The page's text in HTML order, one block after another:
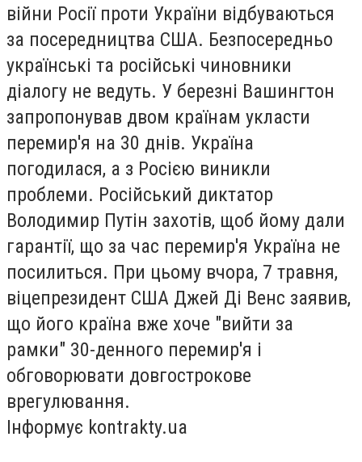
війни Росії проти України відбуваються
за посередництва США. Безпосередньо
українські та російські чиновники
діалогу не ведуть. У березні Вашингтон
запропонував двом країнам укласти
перемир'я на 30 днів. Україна
погодилася, а з Росією виникли
проблеми. Російський диктатор
Володимир Путін захотів, щоб йому дали
гарантії, що за час перемир'я Україна не
посилиться. При цьому вчора, 7 травня,
віцепрезидент США Джей Ді Венс заявив,
що його країна вже хоче "вийти за
рамки" 30-денного перемир'я і
обговорювати довгострокове
врегулювання.
Інформує kontrakty.ua